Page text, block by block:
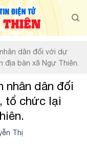
dân đối với dự
bàn xã Ngự Thiên.
nhân dân đối
tổ chức lại
Thị